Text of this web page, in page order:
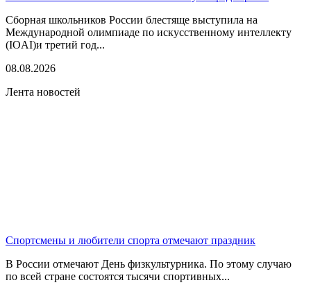
Сборная школьников России блестяще выступила на
Международной олимпиаде по искусственному интеллекту
(IOAI)и третий год...
08.08.2026
Лента новостей
Спортсмены и любители спорта отмечают праздник
В России отмечают День физкультурника. По этому случаю
по всей стране состоятся тысячи спортивных...